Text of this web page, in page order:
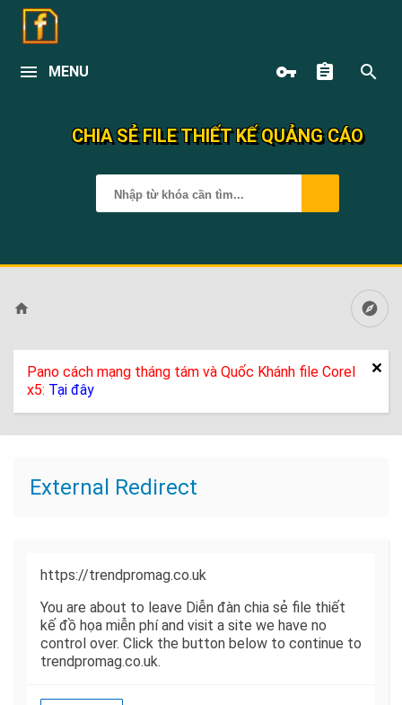
MENU
CHIA SẺ FILE THIẾT KẾ QUẢNG CÁO
Pano cách mạng tháng tám và Quốc Khánh file Corel
x5: Tại đây
External Redirect
https://trendpromag.co.uk
You are about to leave Diễn đàn chia sẻ file thiết
kế đồ họa miễn phí and visit a site we have no
control over. Click the button below to continue to
trendpromag.co.uk.